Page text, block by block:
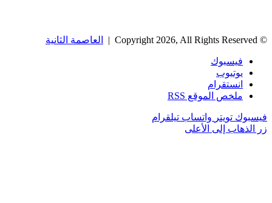
© Copyright 2026, All Rights Reserved | العاصمة الثانية
فيسبوك
يوتيوب
انستقرام
ملخص الموقع RSS
فيسبوك تويتر واتساب تيلقرام
زر الذهاب إلى الأعلى